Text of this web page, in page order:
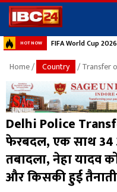
HOT NOW FIFA World Cup 2026
Home/ Country / Transfer
Delhi Police
फेरबदल, एक साथ 34
तबादला, नेहा यादव
और किसकी हुई तैनाती